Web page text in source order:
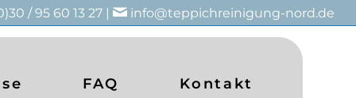
/ 95 60 13 27 | info@teppichreinigung-nord.de
FAQ Kontakt